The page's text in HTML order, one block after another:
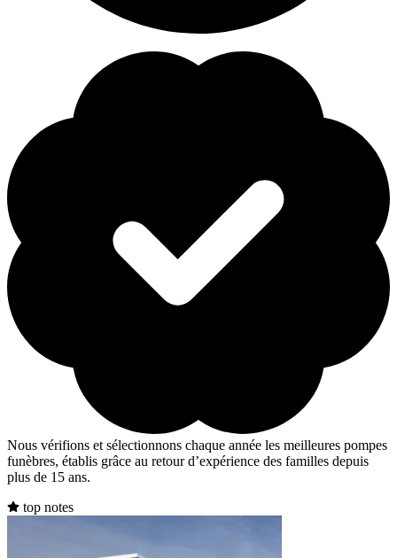
Nous vérifions et sélectionnons chaque année les meilleures pompes
funèbres, établis grâce au retour d’expérience des familles depuis
plus de 15 ans.
top notes